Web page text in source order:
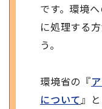
です。環境
に処理する
う。
環境省の『
について』